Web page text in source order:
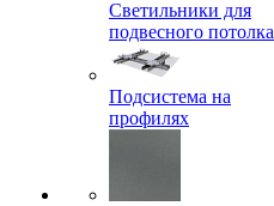
Светильники для
подвесного потолка
Подсистема на
профилях